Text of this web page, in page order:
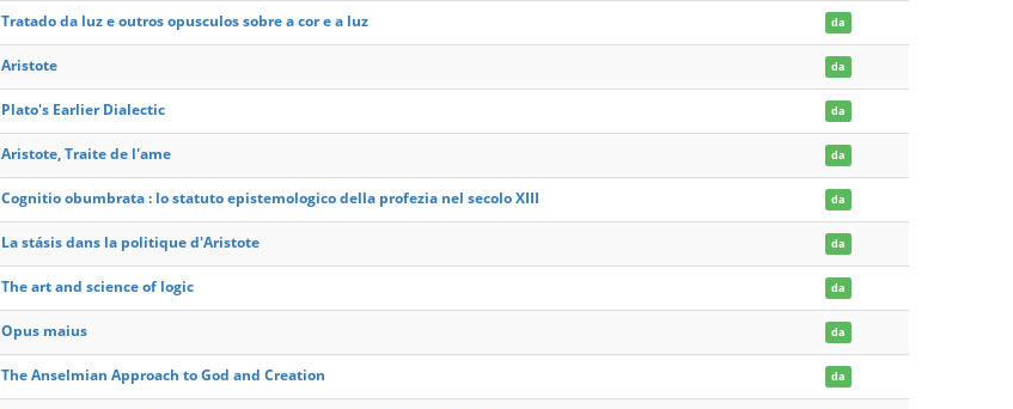
Tratado da luz e outros opusculos sobre a cor e a luz da
Aristote da
Plato's Earlier Dialectic da
Aristote, Traite de l'ame da
Cognitio obumbrata : lo statuto epistemologico della profezia nel secolo XIII da
La stásis dans la politique d'Aristote da
The art and science of logic da
Opus maius da
The Anselmian Approach to God and Creation da